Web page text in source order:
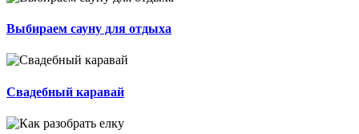
Выбираем сауну для отдыха
Свадебный каравай